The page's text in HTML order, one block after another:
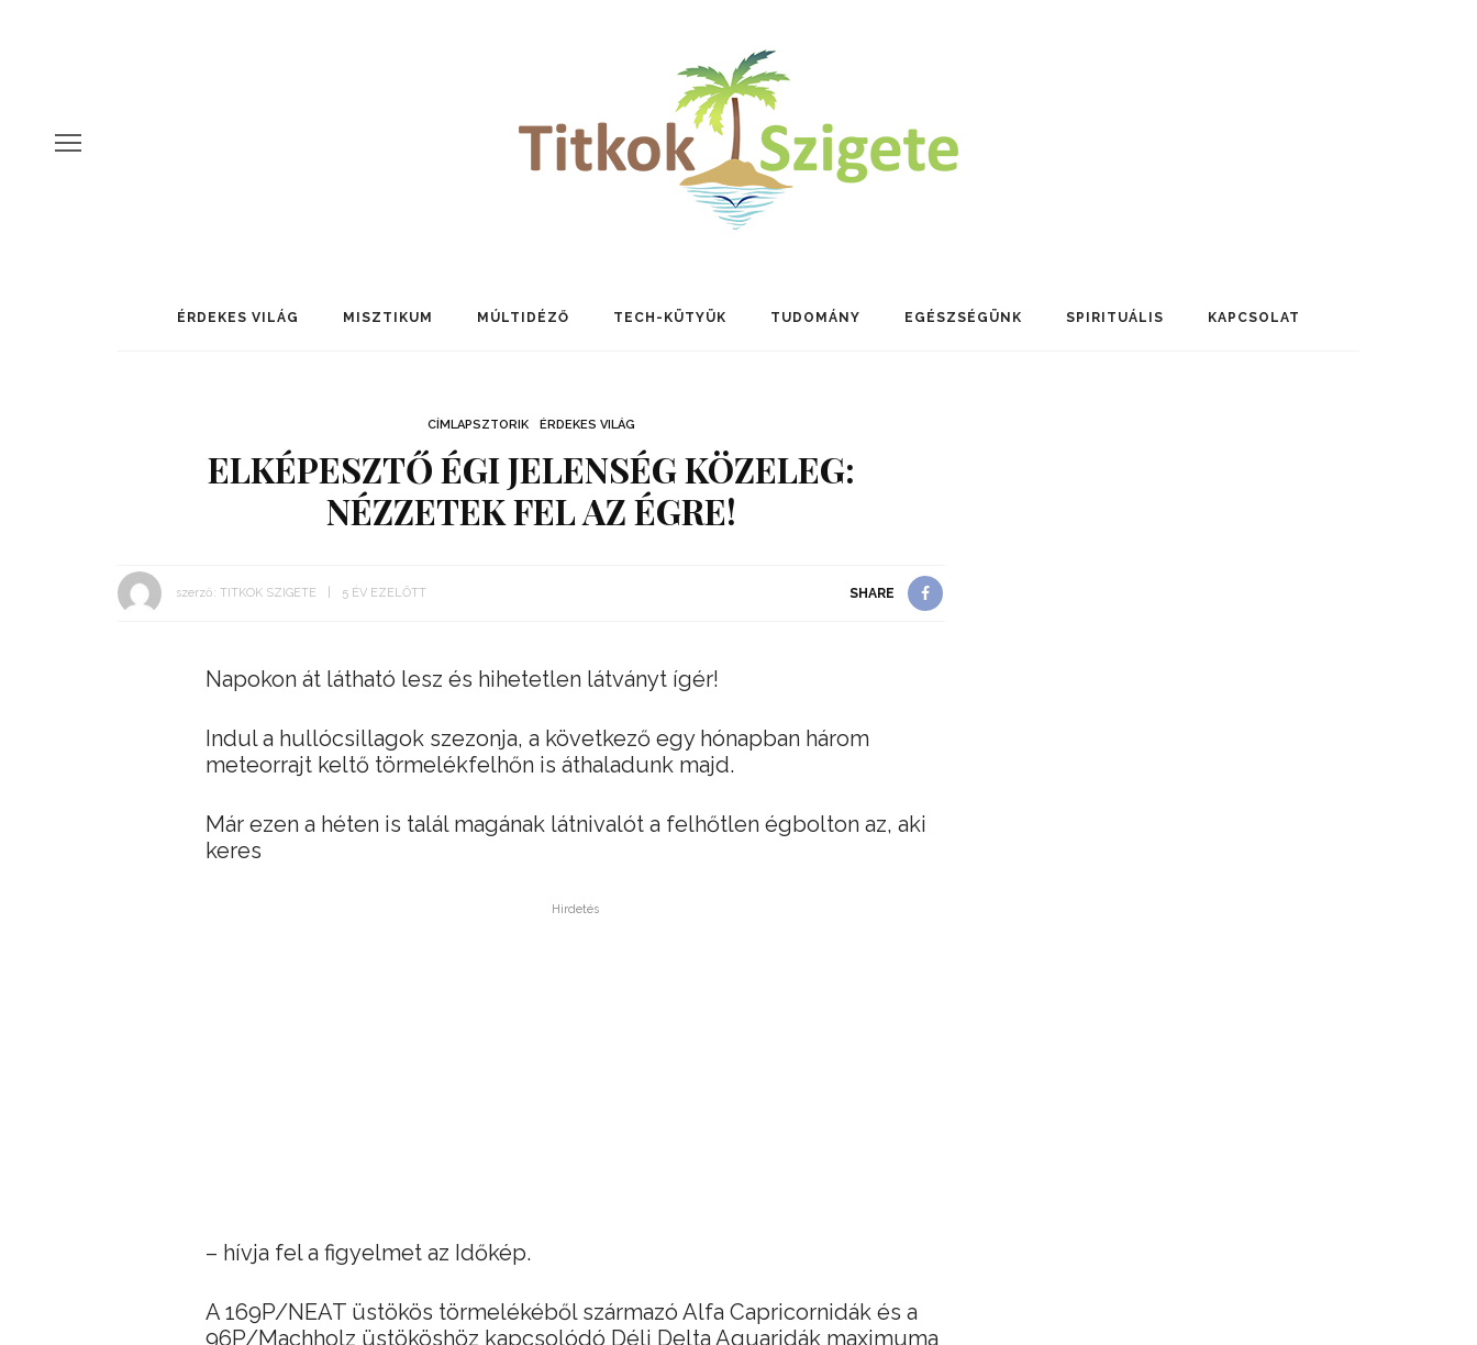
ÉRDEKES VILÁG MISZTIKUM MÚLTIDÉZŐ TECH-KÜTYÜK TUDOMÁNY EGÉSZSÉGÜNK SPIRITUÁLIS KAPCSOLAT
CÍMLAPSZTORIK ÉRDEKES VILÁG
ELKÉPESZTŐ ÉGI JELENSÉG KÖZELEG:
NÉZZETEK FEL AZ ÉGRE!
szerző: TITKOK SZIGETE 5 ÉV EZELŐTT SHARE
Napokon át látható lesz és hihetetlen látványt ígér!
Indul a hullócsillagok szezonja, a következő egy hónapban három
meteorrajt keltő törmelékfelhőn is áthaladunk majd.
Már ezen a héten is talál magának látnivalót a felhőtlen égbolton az, aki
keres
Hirdetés
– hívja fel a figyelmet az Időkép.
A 169P/NEAT üstökös törmelékéből származó Alfa Capricornidák és a
96P/Machholz üstököshöz kapcsolódó Déli Delta Aquaridák maximuma